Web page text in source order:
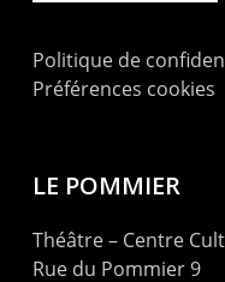
Politique de
Préférences cookies
LE POMMIER
Théâtre – Centre
Rue du Pommier 9